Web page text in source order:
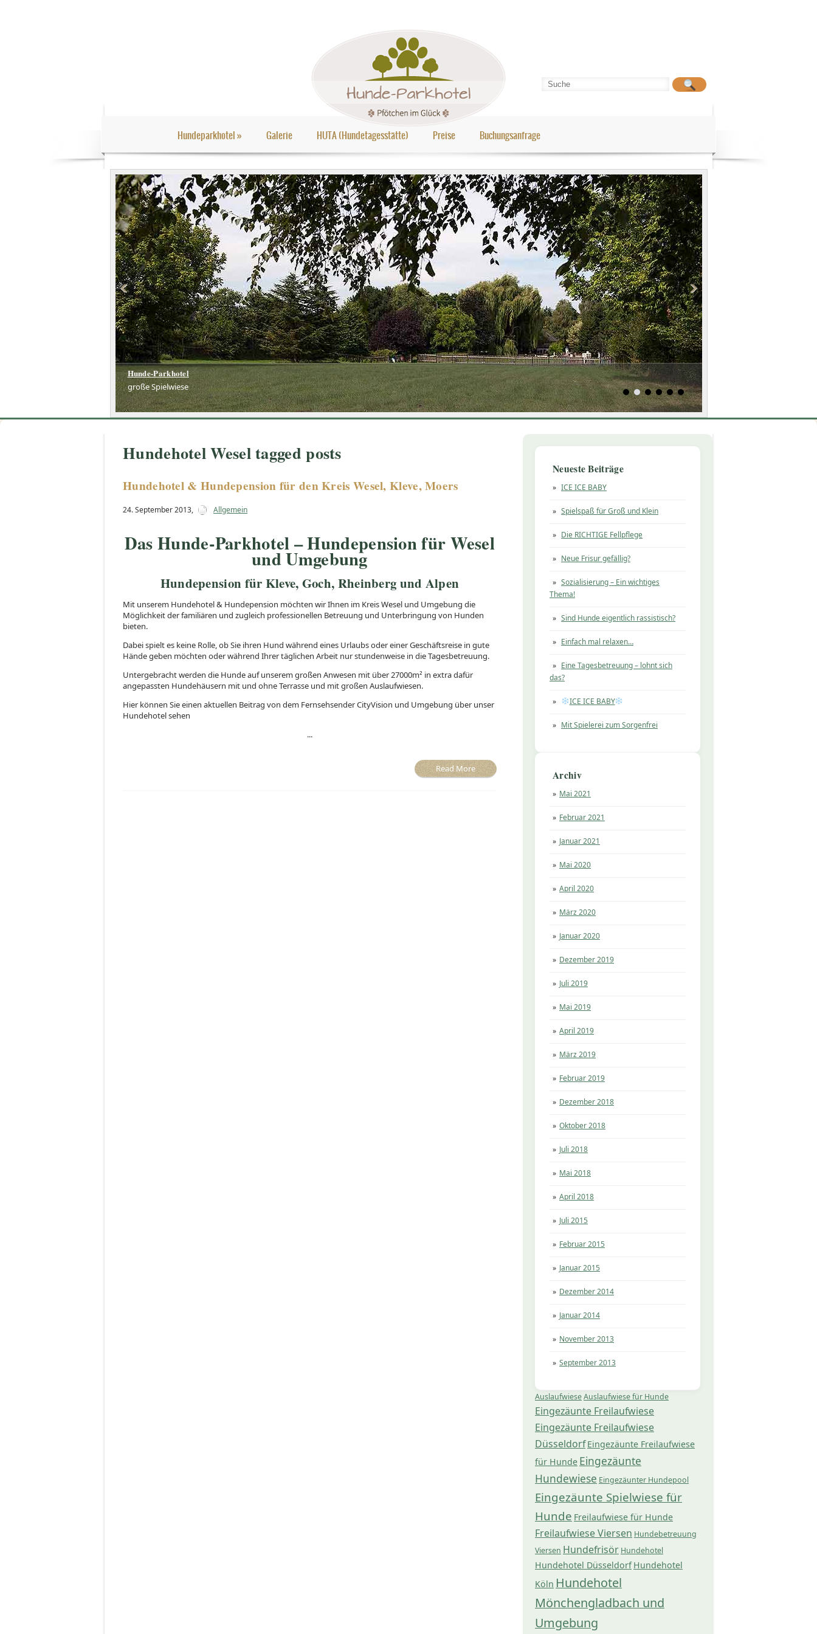
Hundeparkhotel» Galerie HUTA (Hundetagesstätte) Preise Buchungsanfrage
Hunde-Parkhotel
große Spielwiese
1 2 3 4 5 6
Neueste Beiträge
ICE ICE BABY
Spielspaß für Groß und Klein
Die RICHTIGE Fellpflege
Neue Frisur gefällig?
Sozialisierung – Ein wichtiges
Thema!
Sind Hunde eigentlich rassistisch?
Einfach mal relaxen…
Eine Tagesbetreuung – lohnt sich
das?
ICE ICE BABY
Mit Spielerei zum Sorgenfrei
Archiv
Mai 2021
Februar 2021
Januar 2021
Mai 2020
April 2020
März 2020
Januar 2020
Dezember 2019
Juli 2019
Mai 2019
April 2019
März 2019
Februar 2019
Dezember 2018
Oktober 2018
Juli 2018
Mai 2018
April 2018
Juli 2015
Februar 2015
Januar 2015
Dezember 2014
Januar 2014
November 2013
September 2013
AuslaufwieseAuslaufwiese für Hunde
Eingezäunte Freilaufwiese
Eingezäunte Freilaufwiese
Düsseldorf Eingezäunte Freilaufwiese
für Hunde Eingezäunte
Hundewiese Eingezäunter Hundepool
Eingezäunte Spielwiese für
Hunde Freilaufwiese für Hunde
Freilaufwiese Viersen Hundebetreuung
Viersen Hundefrisör Hundehotel
Hundehotel Düsseldorf Hundehotel
Köln Hundehotel
Mönchengladbach und
Umgebung
Hundehotel Wesel tagged posts
Hundehotel & Hundepension für den Kreis Wesel, Kleve, Moers
24. September 2013, Allgemein
Das Hunde-Parkhotel – Hundepension für Wesel
und Umgebung
Hundepension für Kleve, Goch, Rheinberg und Alpen
Mit unserem Hundehotel & Hundepension möchten wir Ihnen im Kreis Wesel und Umgebung die
Möglichkeit der familiären und zugleich professionellen Betreuung und Unterbringung von Hunden
bieten.
Dabei spielt es keine Rolle, ob Sie ihren Hund während eines Urlaubs oder einer Geschäftsreise in gute
Hände geben möchten oder während Ihrer täglichen Arbeit nur stundenweise in die Tagesbetreuung.
Untergebracht werden die Hunde auf unserem großen Anwesen mit über 27000m² in extra dafür
angepassten Hundehäusern mit und ohne Terrasse und mit großen Auslaufwiesen.
Hier können Sie einen aktuellen Beitrag von dem Fernsehsender CityVision und Umgebung über unser
Hundehotel sehen
...
Read More